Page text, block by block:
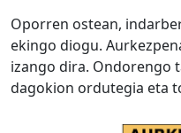
Oporren ostean,
ekingo diogu.
izango dira. Ondorengo
dagokion ordutegia eta